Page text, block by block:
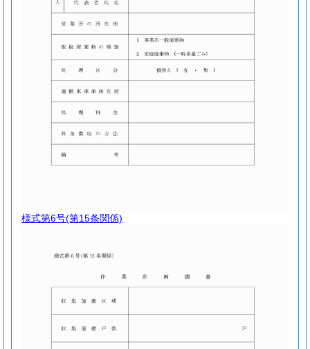
様式第6号(第15条関係)